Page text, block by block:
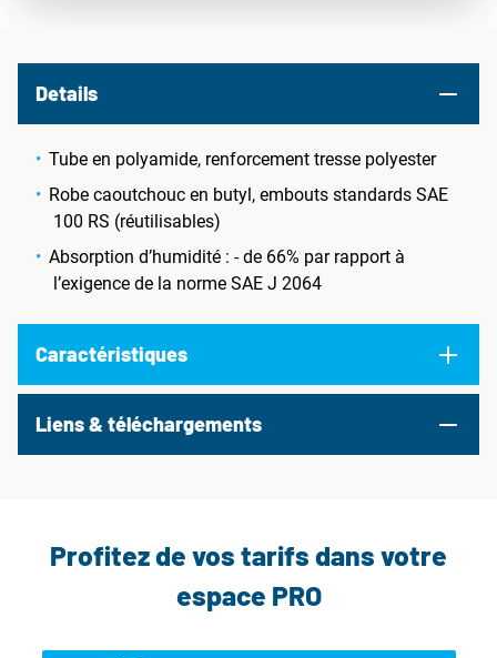
Details
Tube en polyamide, renforcement tresse polyester
Robe caoutchouc en butyl, embouts standards SAE
100 RS (réutilisables)
Absorption d’humidité : - de 66% par rapport à
l’exigence de la norme SAE J 2064
Caractéristiques
Liens & téléchargements
Profitez de vos tarifs dans votre
espace PRO